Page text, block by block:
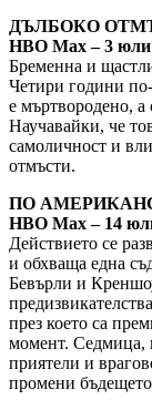
ДЪЛБОКО
HBO Max – 3 юли
Бременна и
Четири години
е мъртвородено,
Научавайки, че
самоличност и
отмъсти.
ПО
HBO Max – 14
Действието се
и обхваща една
Бевърли и
през което са
момент. Седмица,
приятели и
промени